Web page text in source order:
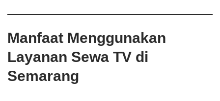
Manfaat Menggunakan
Layanan Sewa TV di
Semarang